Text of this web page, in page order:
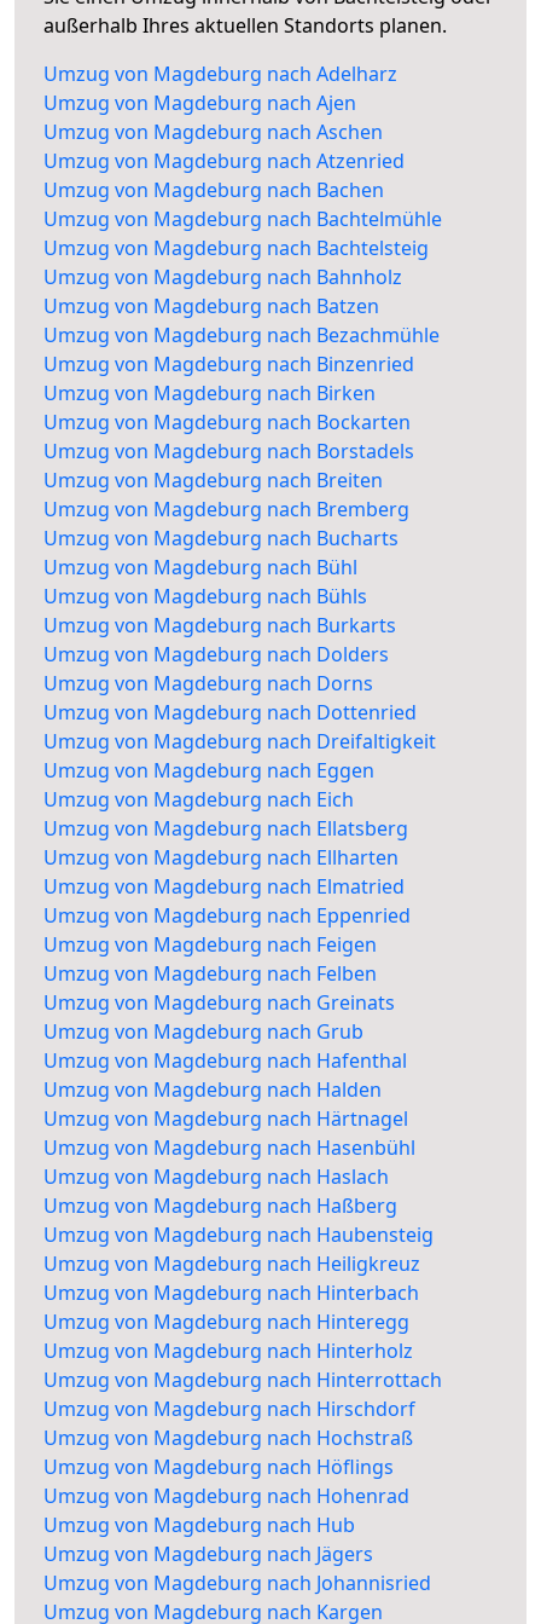
außerhalb Ihres aktuellen Standorts planen.
Umzug von Magdeburg nach Adelharz
Umzug von Magdeburg nach Ajen
Umzug von Magdeburg nach Aschen
Umzug von Magdeburg nach Atzenried
Umzug von Magdeburg nach Bachen
Umzug von Magdeburg nach Bachtelmühle
Umzug von Magdeburg nach Bachtelsteig
Umzug von Magdeburg nach Bahnholz
Umzug von Magdeburg nach Batzen
Umzug von Magdeburg nach Bezachmühle
Umzug von Magdeburg nach Binzenried
Umzug von Magdeburg nach Birken
Umzug von Magdeburg nach Bockarten
Umzug von Magdeburg nach Borstadels
Umzug von Magdeburg nach Breiten
Umzug von Magdeburg nach Bremberg
Umzug von Magdeburg nach Bucharts
Umzug von Magdeburg nach Bühl
Umzug von Magdeburg nach Bühls
Umzug von Magdeburg nach Burkarts
Umzug von Magdeburg nach Dolders
Umzug von Magdeburg nach Dorns
Umzug von Magdeburg nach Dottenried
Umzug von Magdeburg nach Dreifaltigkeit
Umzug von Magdeburg nach Eggen
Umzug von Magdeburg nach Eich
Umzug von Magdeburg nach Ellatsberg
Umzug von Magdeburg nach Ellharten
Umzug von Magdeburg nach Elmatried
Umzug von Magdeburg nach Eppenried
Umzug von Magdeburg nach Feigen
Umzug von Magdeburg nach Felben
Umzug von Magdeburg nach Greinats
Umzug von Magdeburg nach Grub
Umzug von Magdeburg nach Hafenthal
Umzug von Magdeburg nach Halden
Umzug von Magdeburg nach Härtnagel
Umzug von Magdeburg nach Hasenbühl
Umzug von Magdeburg nach Haslach
Umzug von Magdeburg nach Haßberg
Umzug von Magdeburg nach Haubensteig
Umzug von Magdeburg nach Heiligkreuz
Umzug von Magdeburg nach Hinterbach
Umzug von Magdeburg nach Hinteregg
Umzug von Magdeburg nach Hinterholz
Umzug von Magdeburg nach Hinterrottach
Umzug von Magdeburg nach Hirschdorf
Umzug von Magdeburg nach Hochstraß
Umzug von Magdeburg nach Höflings
Umzug von Magdeburg nach Hohenrad
Umzug von Magdeburg nach Hub
Umzug von Magdeburg nach Jägers
Umzug von Magdeburg nach Johannisried
Umzug von Magdeburg nach Kargen